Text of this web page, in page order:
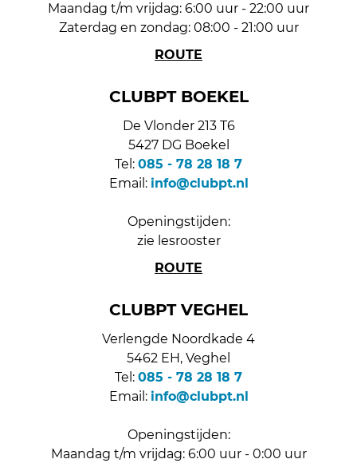
Maandag t/m vrijdag: 6:00 uur - 22:00 uur
Zaterdag en zondag: 08:00 - 21:00 uur
ROUTE
CLUBPT BOEKEL
De Vlonder 213 T6
5427 DG Boekel
Tel: 085 - 78 28 18 7
Email: info@clubpt.nl
Openingstijden:
zie lesrooster
ROUTE
CLUBPT VEGHEL
Verlengde Noordkade 4
5462 EH, Veghel
Tel: 085 - 78 28 18 7
Email: info@clubpt.nl
Openingstijden:
Maandag t/m vrijdag: 6:00 uur - 0:00 uur